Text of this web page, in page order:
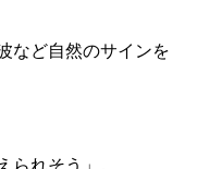
など自然のサインを
られそう」。